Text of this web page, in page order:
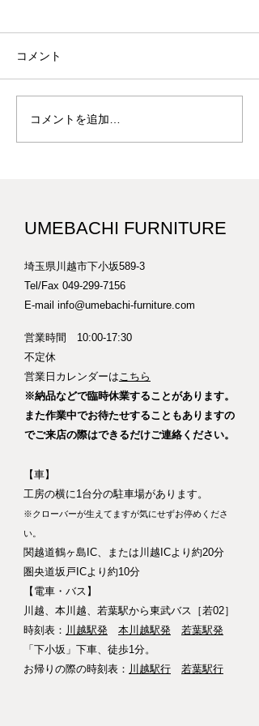
仏画の額装 F-18
コメント
コメントを追加…
UMEBACHI FURNITURE
埼玉県川越市下小坂589-3
Tel/Fax 049-299-7156
E-mail info@umebachi-furniture.com
営業時間 10:00-17:30
​不定休
​営業日カレンダーはこちら
※納品などで臨時休業することがあります。
また作業中でお待たせすることもありますの
でご来店の際はできるだけご連絡ください。
【車】
工房の横に1台分の駐車場があります。
※クローバーが生えてますが気にせずお停めくださ
い。
関越道鶴ヶ島IC、または川越ICより約20分
圏央道坂戸ICより約10分​
【電車・バス】
川越、本川越、若葉駅から東武バス［若02］
​時刻表： 川越駅発 本川越駅発
若葉駅発
​「下小坂」下車、徒歩1分。
​お帰りの際の時刻表： 川越駅行 若葉駅行